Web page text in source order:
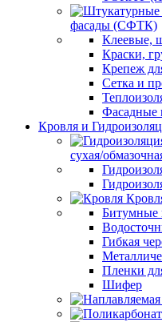
фасады (СФТК)
Клеевые,
Краски,
Крепеж
Сетка и
Фасадные
Кровля и
сухая/
Битумные
Гибкая
Пленки
Шифер